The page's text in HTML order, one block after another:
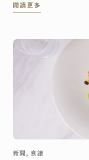
正是在藍帶巴黎求學
閱讀更多
新聞, 食譜